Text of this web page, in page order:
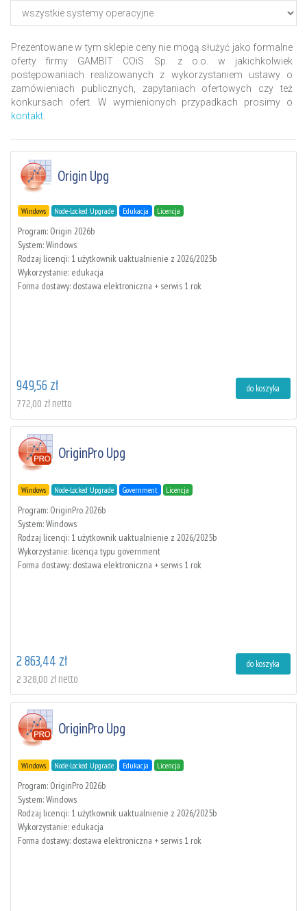
Prezentowane w tym sklepie ceny nie mogą służyć jako formalne
oferty firmy GAMBIT COiS Sp. z o.o. w jakichkolwiek
postępowaniach realizowanych z wykorzystaniem ustawy o
zamówieniach publicznych, zapytaniach ofertowych czy też
konkursach ofert. W wymienionych przypadkach prosimy o
kontakt
Origin Upg
Windows Node-Locked Upgrade Edukacja Licencja
Program: Origin 2026b
System: Windows
Rodzaj licencji: 1 użytkownik uaktualnienie z 2026/2025b
Wykorzystanie: edukacja
Forma dostawy: dostawa elektroniczna + serwis 1 rok
949,56 zł
772,00 zł netto
do koszyka
OriginPro Upg
Windows Node-Locked Upgrade Government Licencja
Program: OriginPro 2026b
System: Windows
Rodzaj licencji: 1 użytkownik uaktualnienie z 2026/2025b
Wykorzystanie: licencja typu government
Forma dostawy: dostawa elektroniczna + serwis 1 rok
2 863,44 zł
2 328,00 zł netto
do koszyka
OriginPro Upg
Windows Node-Locked Upgrade Edukacja Licencja
Program: OriginPro 2026b
System: Windows
Rodzaj licencji: 1 użytkownik uaktualnienie z 2026/2025b
Wykorzystanie: edukacja
Forma dostawy: dostawa elektroniczna + serwis 1 rok